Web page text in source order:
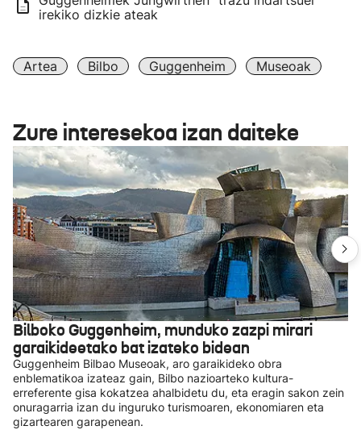
irekiko dizkie ateak
Artea Bilbo Guggenheim Museoak
Zure interesekoa izan daiteke
Bilboko Guggenheim, munduko zazpi mirari
garaikideetako bat izateko bidean
Guggenheim Bilbao Museoak, aro garaikideko obra
enblematikoa izateaz gain, Bilbo nazioarteko kultura-
erreferente gisa kokatzea ahalbidetu du, eta eragin sakon zein
onuragarria izan du inguruko turismoaren, ekonomiaren eta
gizartearen garapenean.